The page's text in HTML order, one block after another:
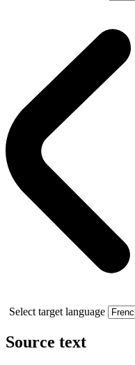
Select target language
Source text